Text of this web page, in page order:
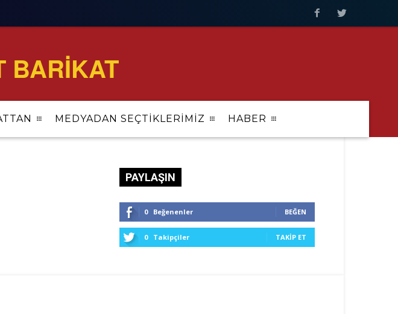
BARİKAT
MEDYADAN SEÇTİKLERİMİZ HABER
PAYLAŞIN
0 Beğenenler BEĞEN
0 Takipçiler TAKIP ET